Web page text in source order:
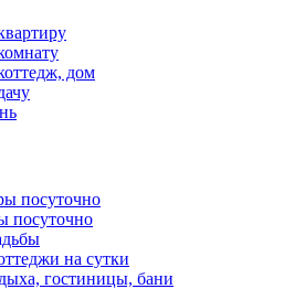
дом
посуточно
посуточно
на сутки
гостиницы, бани